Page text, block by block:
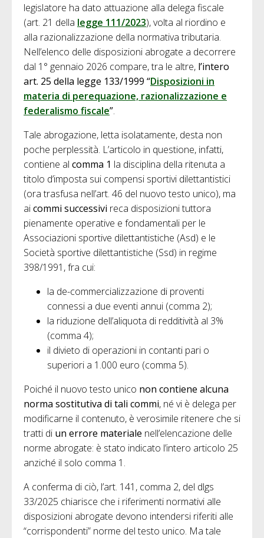
legislatore ha dato attuazione alla delega fiscale
(art. 21 della legge 111/2023), volta al riordino e
alla razionalizzazione della normativa tributaria.
Nell’elenco delle disposizioni abrogate a decorrere
dal 1° gennaio 2026 compare, tra le altre, l’intero
art. 25 della legge 133/1999 “Disposizioni in
materia di perequazione, razionalizzazione e
federalismo fiscale”.
Tale abrogazione, letta isolatamente, desta non
poche perplessità. L’articolo in questione, infatti,
contiene al comma 1 la disciplina della ritenuta a
titolo d’imposta sui compensi sportivi dilettantistici
(ora trasfusa nell’art. 46 del nuovo testo unico), ma
aicommi successivi reca disposizioni tuttora
pienamente operative e fondamentali per le
Associazioni sportive dilettantistiche (Asd) e le
Società sportive dilettantistiche (Ssd) in regime
398/1991, fra cui:
la de-commercializzazione di proventi
connessi a due eventi annui (comma 2);
la riduzione dell’aliquota di redditività al 3%
(comma 4);
il divieto di operazioni in contanti pari o
superiori a 1.000 euro (comma 5).
Poiché il nuovo testo unico non contiene alcuna
norma sostitutiva di tali commi, né vi è delega per
modificarne il contenuto, è verosimile ritenere che si
tratti di un errore materiale nell’elencazione delle
norme abrogate: è stato indicato l’intero articolo 25
anziché il solo comma 1.
A conferma di ciò, l’art. 141, comma 2, del dlgs
33/2025 chiarisce che i riferimenti normativi alle
disposizioni abrogate devono intendersi riferiti alle
“corrispondenti” norme del testo unico. Ma tale